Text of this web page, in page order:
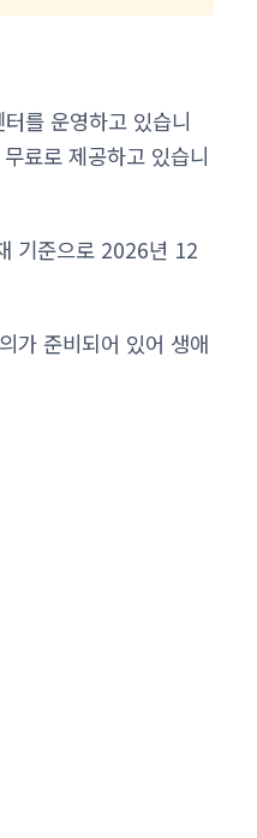
를 운영하고 있습니
료로 제공하고 있습니
기준으로 2026년 12
가 준비되어 있어 생애